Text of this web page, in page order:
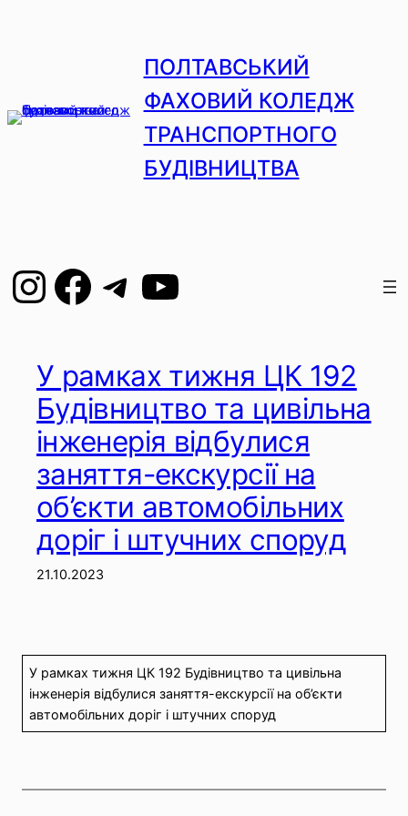
ПОЛТАВСЬКИЙ
ФАХОВИЙ КОЛЕДЖ
ТРАНСПОРТНОГО
БУДІВНИЦТВА
Instagram
Facebook
Telegram
YouTube
У рамках тижня ЦК 192
Будівництво та цивільна
інженерія відбулися
заняття-екскурсії на
об’єкти автомобільних
доріг і штучних споруд
21.10.2023
У рамках тижня ЦК 192 Будівництво та цивільна
інженерія відбулися заняття-екскурсії на об’єкти
автомобільних доріг і штучних споруд